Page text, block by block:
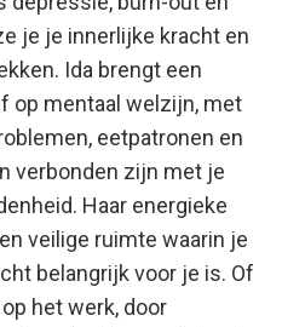
je je innerlijke kracht en
Ida brengt een
op mentaal welzijn, met
eetpatronen en
verbonden zijn met je
Haar energieke
veilige ruimte waarin je
belangrijk voor je is. Of
het werk, door